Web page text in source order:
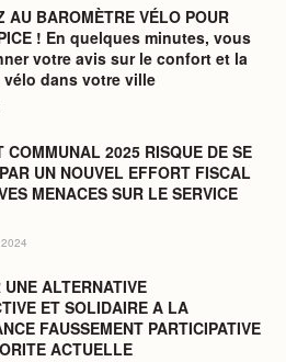
AU BAROMÈTRE VÉLO POUR
! En quelques minutes, vous
votre avis sur le confort et la
dans votre ville
COMMUNAL 2025 RISQUE DE SE
UN NOUVEL EFFORT FISCAL
MENACES SUR LE SERVICE
UNE ALTERNATIVE
ET SOLIDAIRE A LA
FAUSSEMENT PARTICIPATIVE
ACTUELLE